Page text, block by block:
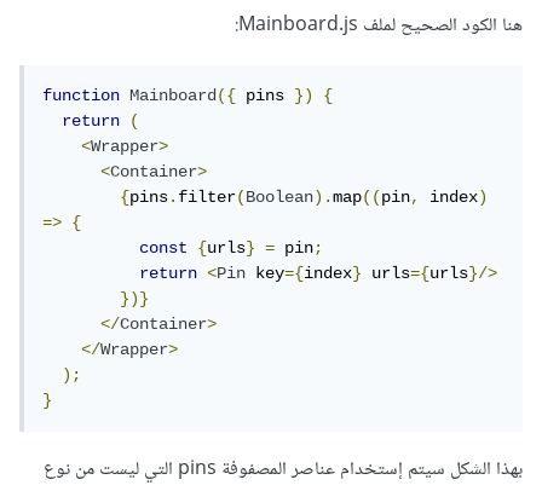
هنا الكود الصحيح لملف Mainboard.js:
function Mainboard({ pins })
{
return
(
<Wrapper>
<Container>
{pins.filter(Boolean).map((pin, index)
=>
{
const
{urls} = pin;
return
<Pin key={index} urls={urls}/>
})}
</Container>
</Wrapper>
);
}
بهذا الشكل سيتم إستخدام عناصر المصفوفة pins التي ليست من نوع